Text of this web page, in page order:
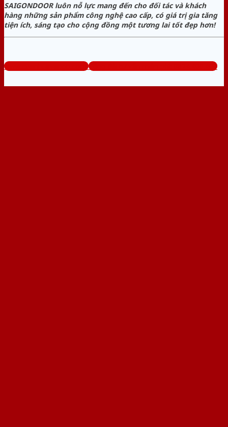
SAIGONDOOR luôn nỗ lực mang đến cho đối tác và khách
hàng những sản phẩm công nghệ cao cấp, có giá trị gia tăng
tiện ích, sáng tạo cho cộng đồng một tương lai tốt đẹp hơn!
www.cuanhuavango.com Tổng đài tư vấn miễn phí: 0824.400.400